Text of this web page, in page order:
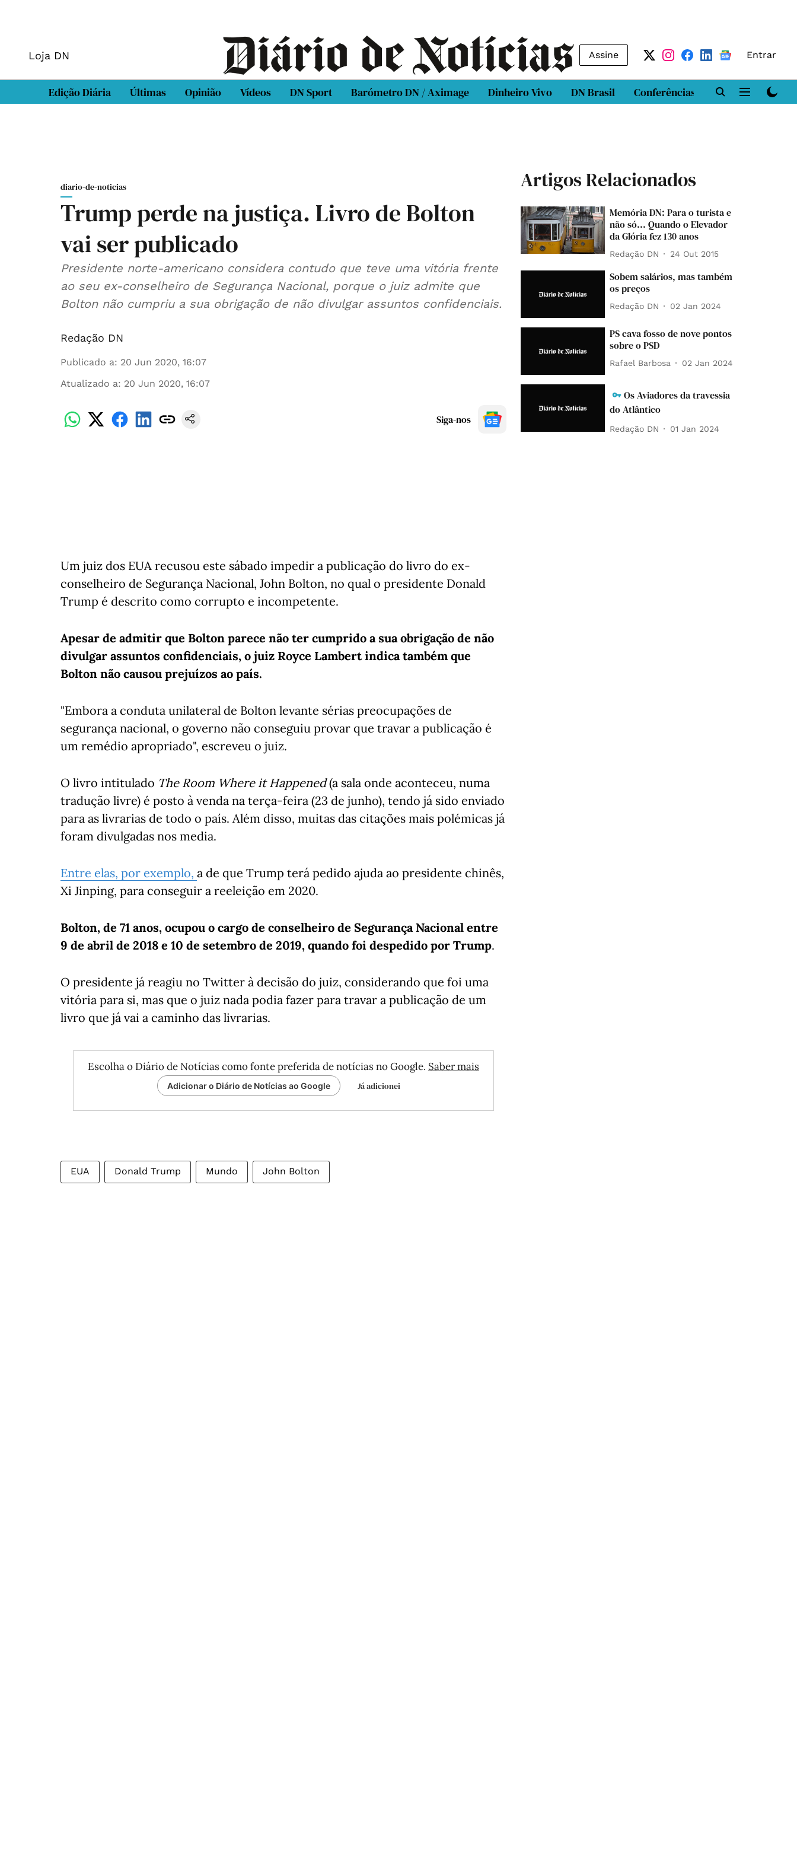
Loja DN Assine Entrar
Edição Diária Últimas Opinião Vídeos DN Sport Barómetro DN / Aximage Dinheiro Vivo DN Brasil Conferências DN LAB
diario-de-noticias
Trump perde na justiça. Livro de Bolton
vai ser publicado
Presidente norte-americano considera contudo que teve uma vitória frente
ao seu ex-conselheiro de Segurança Nacional, porque o juiz admite que
Bolton não cumpriu a sua obrigação de não divulgar assuntos confidenciais.
Redação DN
Publicado a: 20 Jun 2020, 16:07
Atualizado a: 20 Jun 2020, 16:07
Siga-nos
Um juiz dos EUA recusou este sábado impedir a publicação do livro do ex-
conselheiro de Segurança Nacional, John Bolton, no qual o presidente Donald
Trump é descrito como corrupto e incompetente.
Apesar de admitir que Bolton parece não ter cumprido a sua obrigação de não
divulgar assuntos confidenciais, o juiz Royce Lambert indica também que
Bolton não causou prejuízos ao país.
"Embora a conduta unilateral de Bolton levante sérias preocupações de
segurança nacional, o governo não conseguiu provar que travar a publicação é
um remédio apropriado", escreveu o juiz.
O livro intitulado The Room Where it Happened(a sala onde aconteceu, numa
tradução livre) é posto à venda na terça-feira (23 de junho), tendo já sido enviado
para as livrarias de todo o país. Além disso, muitas das citações mais polémicas já
foram divulgadas nos media.
Entre elas, por exemplo, a de que Trump terá pedido ajuda ao presidente chinês,
Xi Jinping, para conseguir a reeleição em 2020.
Bolton, de 71 anos, ocupou o cargo de conselheiro de Segurança Nacional entre
9 de abril de 2018 e 10 de setembro de 2019, quando foi despedido por Trump.
O presidente já reagiu no Twitter à decisão do juiz, considerando que foi uma
vitória para si, mas que o juiz nada podia fazer para travar a publicação de um
livro que já vai a caminho das livrarias.
Escolha o Diário de Notícias como fonte preferida de notícias no Google. Saber mais
Adicionar o Diário de Notícias ao Google Já adicionei
EUA Donald Trump Mundo John Bolton
Artigos Relacionados
Memória DN: Para o turista e
não só... Quando o Elevador
da Glória fez 130 anos
Redação DN 24 Out 2015
Sobem salários, mas também
os preços
Redação DN 02 Jan 2024
PS cava fosso de nove pontos
sobre o PSD
Rafael Barbosa 02 Jan 2024
Os Aviadores da travessia
do Atlântico
Redação DN 01 Jan 2024